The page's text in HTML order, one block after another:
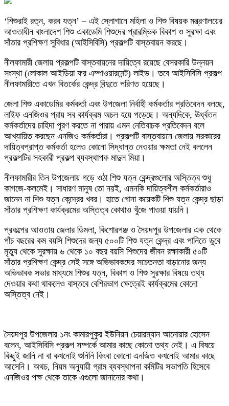
‘শিশুরাই রত্ন, করব যত্ন’ – এই স্লোগানে মহিলা ও শিশু বিষয়ক মন্ত্রণালয়ের
আওতাধীন বাংলাদেশ শিশু একাডেমি শিশুদের প্রারম্ভিক বিকাশ ও সুরক্ষা এবং
সাঁতার প্রশিক্ষণ সুবিধার (আইসিবিসি) প্রকল্পটি বাস্তবায়ন করছে।
নীলফামারী জেলায় প্রকল্পটি বাস্তবায়নের দায়িত্বে রয়েছে বেসরকারি উন্নয়ন
সংস্থা (লোকাল আইডিয়া ফর এম্পাওয়ারমেন্ট) লাইভ। তবে আইসিবিসি প্রকল্প
নীলফামারীতে এখন বিতর্কের কেন্দ্র বিন্দুতে পরিণত হয়েছে।
জেলা শিশু একাডেমির কর্মকর্তা এবং উপজেলা নির্বাহী কর্মকর্তার প্রতিবেদন বলছে,
লাইফ এনজিওর প্রায় সব কার্যক্রম অচল হয়ে পড়েছে। অন্যদিকে, ঊর্ধ্বতন
কর্মকর্তাদের চাহিদা পূরণ করতে না পারায় এমন নেতিবাচক প্রতিবেদন বলে
আখ্যায়িত করছেন এনজিও কর্মকর্তারা। প্রকল্পটি বাস্তবায়নে জেলায় সরকারের
দায়িত্বপ্রাপ্ত কর্মকর্তা হলেও কোনো সিদ্ধান্ত নেওয়ার ক্ষমতা নেই বললেন
প্রকল্পটির সহকারী প্রকল্প ব্যবস্থাপক মাদুল মিয়া।
নীলফামারীর তিন উপজেলায় গড়ে ওঠা শিশু যত্ন কেন্দ্রগুলোর অস্তিত্ব শুধু
কাগজে-কলমেই। সাধারণ মানুষ তো নয়ই, এমনকি দায়িত্বশীল কর্মকর্তারাও
জানেন না শিশু যত্ন কেন্দ্রের খবর। হাতে গোনা কয়েকটি শিশু যত্ন কেন্দ্র ছাড়া
সাঁতার প্রশিক্ষণ কার্যক্রমের অস্তিত্ব কোথাও খুঁজে পাওয়া যায়নি।
প্রকল্পের আওতায় জেলার ডিমলা, কিশোরগঞ্জ ও সৈয়দপুর উপজেলার এক থেকে
পাঁচ বছরের কম বয়সি শিশুদের জন্য ৫০০টি শিশু যত্ন কেন্দ্র এবং পানিতে ডুবে
মৃত্যু থেকে সুরক্ষায় ৬ থেকে ১০ বছর বয়সি শিশুদের জীবন রক্ষাকারী ৫০টি
সাঁতার প্রশিক্ষণ কেন্দ্র সেই সঙ্গে অভিভাবকদের সচেতনতা বাড়ানোর জন্য
অভিভাবক সভার মাধ্যমে শিশুর যত্ন, বিকাশ ও শিশু সুরক্ষার বিষয়ে তথ্য
দেওয়ার কথা থাকলেও বাস্তবে বেশিরভাগ ক্ষেত্রেই কার্যক্রমের কোনো
অস্তিত্ব নেই।
সৈয়দপুর উপজেলার ১নং কামারপুকুর ইউনিয়ন চেয়ারম্যান আনোয়ার হোসেন
বলেন, আইসিবিসি প্রকল্প সম্পর্কে আমার কাছে কোনো তথ্য নেই। এ বিষয়ে
কিছুই জানি না বা কখনোই শুনিনি কিংবা কোনো এনজিও কখনোই আমার কাছে
আসেনি। অথচ, নিয়ম অনুযায়ী গ্রাম ব্যবস্থাপনা কমিটির সভাপতি হিসেবে
এনজিওর পক্ষ থেকে তাকে এগুলো জানানোর কথা।